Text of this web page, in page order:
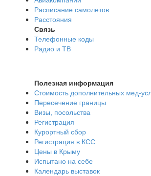
Расписание самолетов
Расстояния
Связь
Телефонные коды
Радио и ТВ
Полезная информация
Стоимость дополнительных мед-
Пересечение границы
Визы, посольства
Регистрация
Курортный сбор
Регистрация в КСС
Цены в Крыму
Испытано на себе
Календарь выставок